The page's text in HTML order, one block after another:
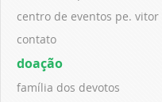
centro de eventos pe. vitor
contato
doação
família dos devotos